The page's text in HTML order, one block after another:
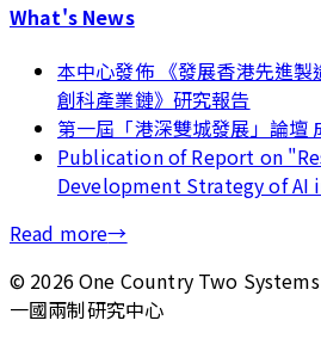
What's News
本中心發佈 《發展香港先進
創科產業鏈》研究報告
第一屆「港深雙城發展」論壇
Publication of Report on
Development Strategy of AI
Read more→
© 2026One Country Two
一國兩制研究中心